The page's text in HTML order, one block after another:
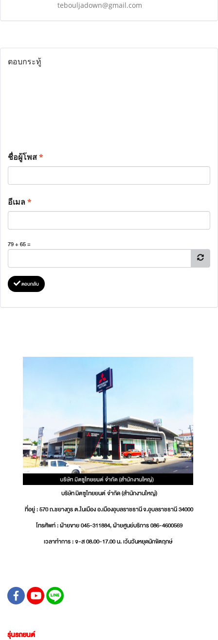
tebouljadown@gmail.com
ตอบกระทู้
ชื่อผู้โพส*
อีเมล*
79 + 65 =
ตอบกลับ
บริษัท มิตซูไทยยนต์ จำกัด (สำนักงานใหญ่)
ที่อยู่ : 570 ถ.ชยางกูร ต.ในเมือง อ.เมืองอุบลราชธานี จ.อุบลราชธานี 34000
โทรศัพท์ : ฝ่ายขาย 045-311884, ฝ่ายศูนย์บริการ 086-4600569
เวลาทำการ : จ-ส 08.00-17.00 น. เว้นวันหยุดนักขัตฤกษ์
รุ่นรถยนต์